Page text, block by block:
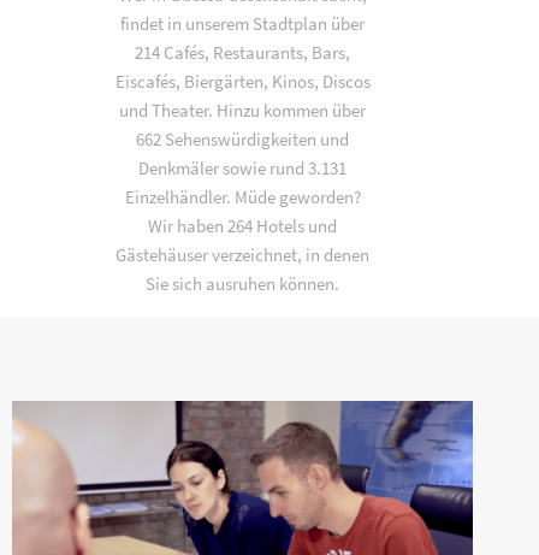
findet in unserem Stadtplan über
214 Cafés, Restaurants, Bars,
Eiscafés, Biergärten, Kinos, Discos
und Theater. Hinzu kommen über
662 Sehenswürdigkeiten und
Denkmäler sowie rund 3.131
Einzelhändler. Müde geworden?
Wir haben 264 Hotels und
Gästehäuser verzeichnet, in denen
Sie sich ausruhen können.